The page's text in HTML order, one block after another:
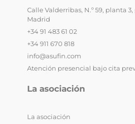
Calle Valderribas, N.º 59, planta
Madrid
+34 91 483 61 02
+34 911 670 818
info@asufin.com
Atención presencial bajo cita
La asociación
La asociación